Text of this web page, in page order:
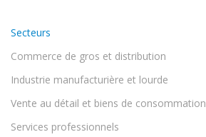
Secteurs
Commerce de gros et distribution
Industrie manufacturière et lourde
Vente au détail et biens de consommation
Services professionnels